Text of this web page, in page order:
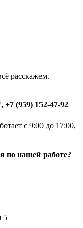
расскажем.
, +7 (959) 152-47-92
с 9:00 до 17:00,
по нашей работе?
5